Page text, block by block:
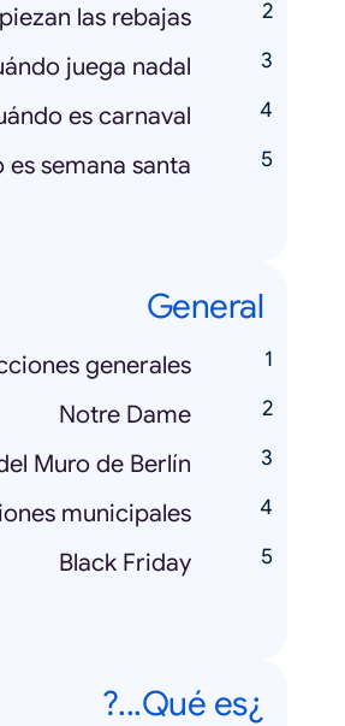
las rebajas
juega nadal
es carnaval
es semana santa
General
generales
Notre Dame
Muro de Berlín
municipales
Black Friday
¿Qué es...?